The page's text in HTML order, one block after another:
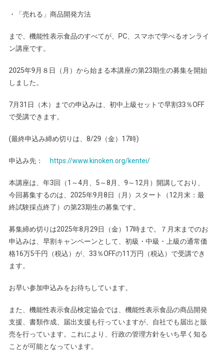
・「売れる」商品開発方法
まで、機能性表示食品のすべてが、PC、スマホで学べるオンライ
ン講座です。
2025年9月８日（月）から始まる本講座の第23期生の募集を開始
しました。
7月31日（木）までの申込みは、初中上級セットで早割33％OFF
で受講できます。
(最終申込み締め切りは、8/29（金）17時)
申込み先： https://www.kinoken.org/kentei/
本講座は、年3回（1～4月、5～8月、9～12月）開講しており、
今回募集するのは、2025年9月8日（月）スタート（12月末：最
終試験採点終了）の第23期生の募集です。
募集締め切りは2025年8月29日（金）17時まで。７月末までのお
申込みは、早割キャンペーンとして、初級・中級・上級の通常価
格16万5千円（税込）が、33％OFFの11万円（税込）で受講でき
ます。
お早い参加申込みをお待ちしています。
また、機能性表示食品検定協会では、機能性表示食品の商品開発
支援、書類作成、届出支援も行っていますが、自社でも届出と販
売を行っています。これにより、行政の管理方針をいち早く知る
ことが可能となっています。